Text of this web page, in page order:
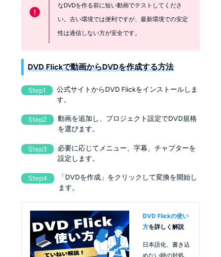
!
なDVDを作る前に短い動画でテストしてくださ
い。古い環境では便利ですが、最新環境での安定
性は過信しない方が安全です。
DVD Flickで動画からDVDを作成する方法
Step1
公式サイトからDVD Flickをインストールしま
す。
Step2
動画を追加し、プロジェクト設定でDVD規格
を選びます。
Step3
必要に応じてメニュー、字幕、チャプターを
設定します。
Step4
「DVDを作成」をクリックして変換を開始し
ます。
DVD Flickの使い
方を詳しく解説
日本語化、書き込
めない時の対処